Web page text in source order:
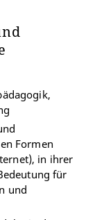
Formen
in ihrer
für
und